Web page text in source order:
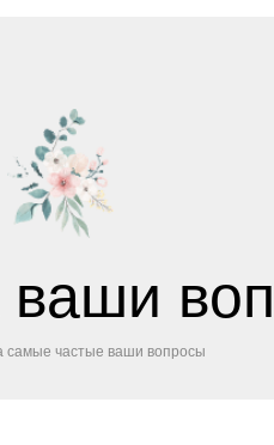
самые частые ваши вопросы